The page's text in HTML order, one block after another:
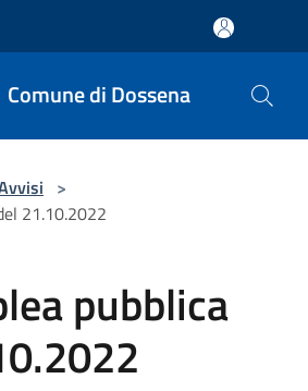
Comune di Dossena
>
21.10.2022
pubblica